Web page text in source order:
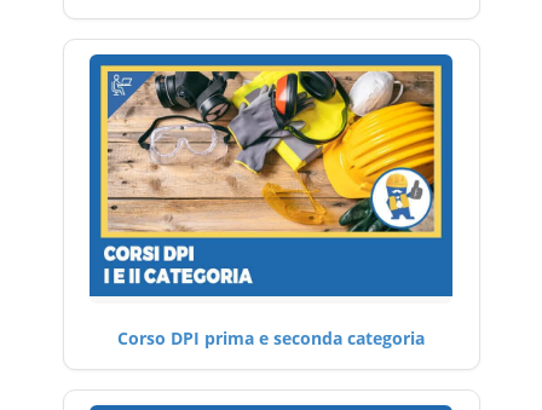
Corso DPI prima e seconda categoria